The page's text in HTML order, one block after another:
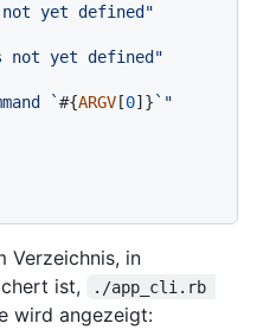
yet defined"
not yet defined"
`#{ARGV [0]} `"
Verzeichnis, in
ist,
./app_cli.rb
wird angezeigt: